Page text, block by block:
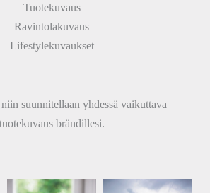
Tuotekuvaus
Ravintolakuvaus
Lifestylekuvaukset
niin suunnitellaan yhdessä vaikuttava
tuotekuvaus brändillesi.